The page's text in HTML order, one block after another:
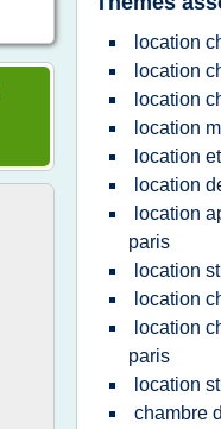
location
location
location
location
location
location
location
paris
location
location
location
paris
location
chambre